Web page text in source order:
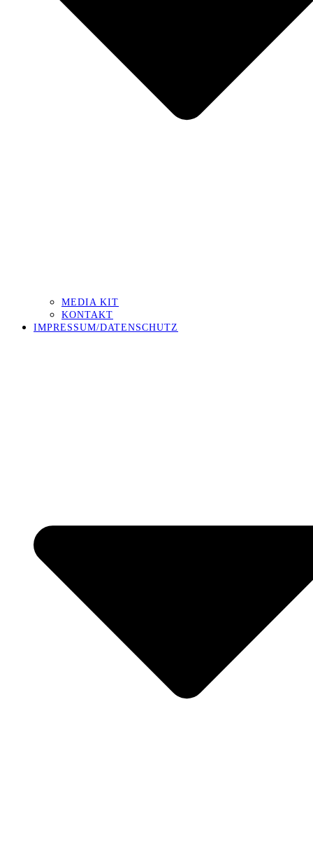
MEDIA KIT
KONTAKT
IMPRESSUM/DATENSCHUTZ